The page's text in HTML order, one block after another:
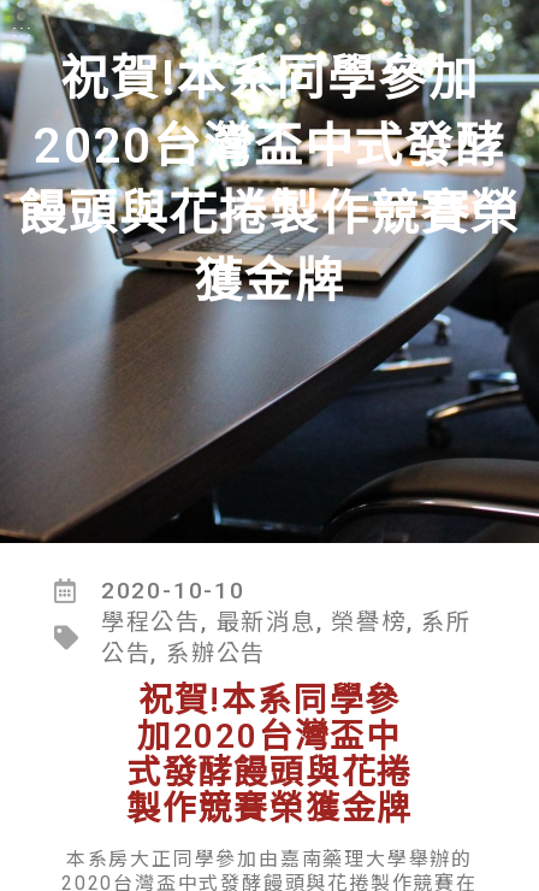
:::
祝賀!本系同學參加
2020台灣盃中式發酵
饅頭與花捲製作競賽榮
獲金牌
2020-10-10
學程公告, 最新消息, 榮譽榜, 系所
公告, 系辦公告
祝賀!本系同學參
加2020台灣盃中
式發酵饅頭與花捲
製作競賽榮獲金牌
本系房大正同學參加由嘉南藥理大學舉辦的
2020台灣盃中式發酵饅頭與花捲製作競賽在